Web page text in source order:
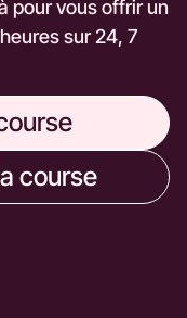
pour vous offrir un
sur 24, 7
course